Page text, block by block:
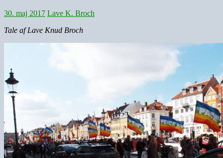
30. maj 2017 Lave K. Broch
Tale af Lave Knud Broch